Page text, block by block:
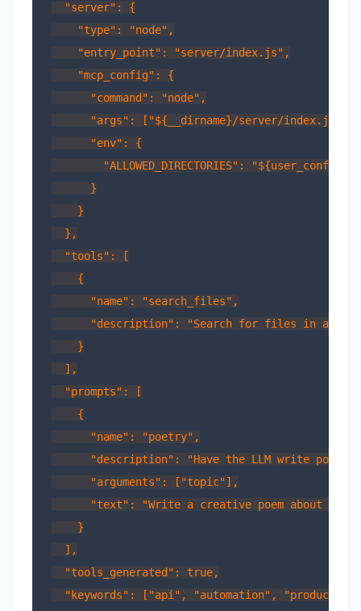
  "server": {
    "type": "node",
    "entry_point": "server/index.js",
    "mcp_config": {
      "command": "node",
      "args": ["${__dirname}/server/index.js"],
      "env": {
"ALLOWED_DIRECTORIES":
      }
    }
  },
  "tools": [
    {
      "name": "search_files",
"description": "Search for files in a
    }
  ],
  "prompts": [
    {
      "name": "poetry",
"description": "Have the LLM write
      "arguments": ["topic"],
"text": "Write a creative poem about the
    }
  ],
  "tools_generated": true,
"keywords": ["api", "automation",